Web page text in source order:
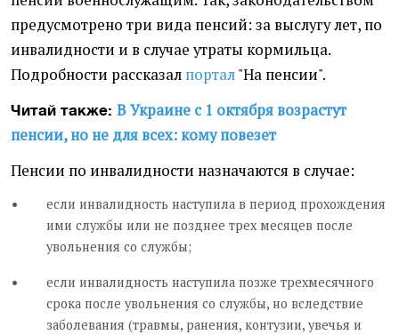
предусмотрено три вида пенсий: за выслугу лет, по
инвалидности и в случае утраты кормильца.
Подробности рассказал портал"На пенсии".
Читай также: В Украине с 1 октября возрастут
пенсии, но не для всех: кому повезет
Пенсии по инвалидности назначаются в случае:
если инвалидность наступила в период прохождения
ими службы или не позднее трех месяцев после
увольнения со службы;
если инвалидность наступила позже трехмесячного
срока после увольнения со службы, но вследствие
заболевания (травмы, ранения, контузии, увечья и